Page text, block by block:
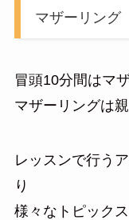
マザーリング
冒頭10分間はマ
マザーリングは
レッスンで行う
り
様々なトピック